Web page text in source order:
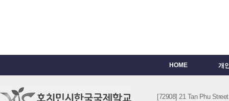
HOME 개
[72908] 21 Tan Phu